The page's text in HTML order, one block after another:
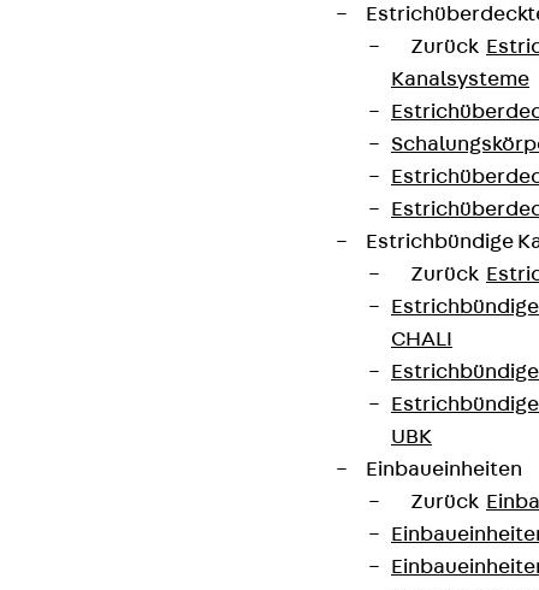
Zurück
Kanalsysteme
Estrichbündige
Zurück
CHALI
UBK
Einbaueinheiten
Zurück